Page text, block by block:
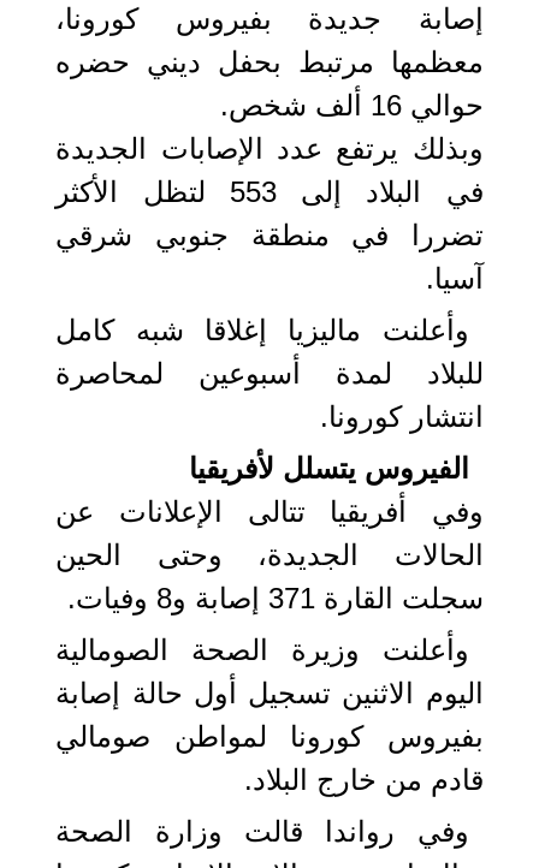
إصابة جديدة بفيروس كورونا،
معظمها مرتبط بحفل ديني حضره
حوالي 16 ألف شخص.
وبذلك يرتفع عدد الإصابات الجديدة
في البلاد إلى 553 لتظل الأكثر
تضررا في منطقة جنوبي شرقي
آسيا.
وأعلنت ماليزيا إغلاقا شبه كامل
للبلاد لمدة أسبوعين لمحاصرة
انتشار كورونا.
الفيروس يتسلل لأفريقيا
وفي أفريقيا تتالى الإعلانات عن
الحالات الجديدة، وحتى الحين
سجلت القارة 371 إصابة و8 وفيات.
وأعلنت وزيرة الصحة الصومالية
اليوم الاثنين تسجيل أول حالة إصابة
بفيروس كورونا لمواطن صومالي
قادم من خارج البلاد.
وفي رواندا قالت وزارة الصحة